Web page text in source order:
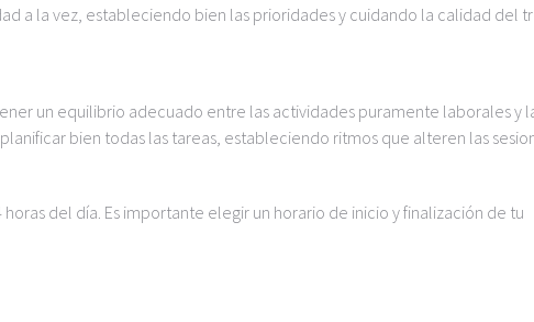
a la vez, estableciendo bien las prioridades y cuidando la calidad del
un equilibrio adecuado entre las actividades puramente laborales y
bien todas las tareas, estableciendo ritmos que alteren las
del día. Es importante elegir un horario de inicio y finalización de tu